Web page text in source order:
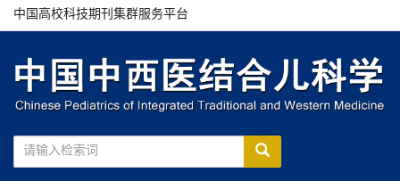
中国高校科技期刊集群服务平台